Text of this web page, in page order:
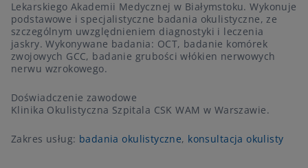
Lekarskiego Akademii Medycznej w Białymstoku. Wykonuje
podstawowe i specjalistyczne badania okulistyczne, ze
szczególnym uwzględnieniem diagnostyki i leczenia
jaskry. Wykonywane badania: OCT, badanie komórek
zwojowych GCC, badanie grubości włókien nerwowych
nerwu wzrokowego.
Doświadczenie zawodowe
Klinika Okulistyczna Szpitala CSK WAM w Warszawie.
Zakres usług: badania okulistyczne, konsultacja okulisty